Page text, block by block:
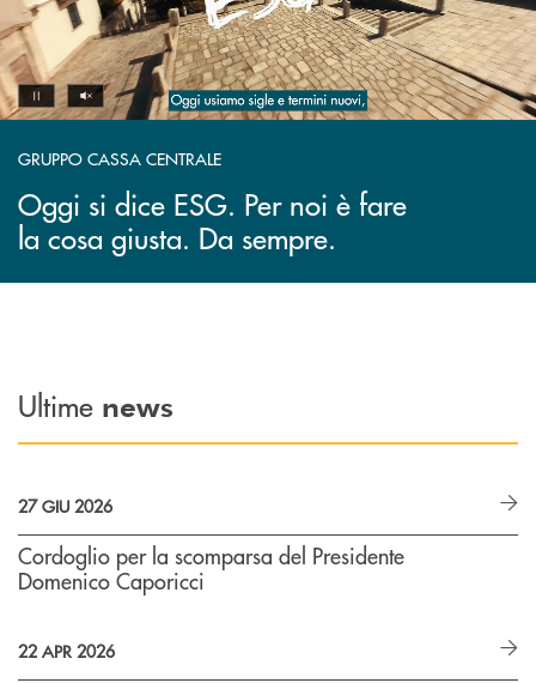
Pause
Volume off
GRUPPO CASSA CENTRALE
Oggi si dice ESG. Per noi è fare
la cosa giusta. Da sempre.
Ultime news
27 GIU 2026
Cordoglio per la scomparsa del Presidente
Domenico Caporicci
22 APR 2026